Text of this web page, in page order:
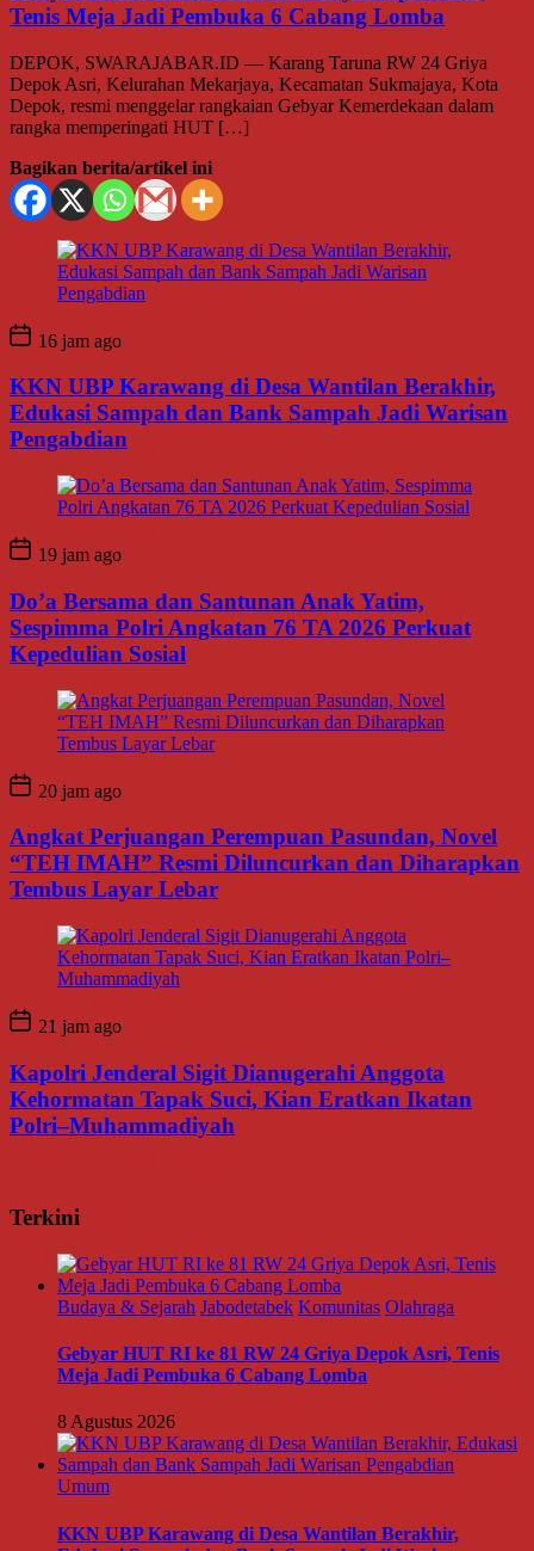
Tenis Meja Jadi Pembuka 6 Cabang Lomba
DEPOK, SWARAJABAR.ID — Karang Taruna RW 24 Griya
Depok Asri, Kelurahan Mekarjaya, Kecamatan Sukmajaya, Kota
Depok, resmi menggelar rangkaian Gebyar Kemerdekaan dalam
rangka memperingati HUT […]
Bagikan berita/artikel ini
16 jam ago
KKN UBP Karawang di Desa Wantilan Berakhir,
Edukasi Sampah dan Bank Sampah Jadi Warisan
Pengabdian
19 jam ago
Do’a Bersama dan Santunan Anak Yatim,
Sespimma Polri Angkatan 76 TA 2026 Perkuat
Kepedulian Sosial
20 jam ago
Angkat Perjuangan Perempuan Pasundan, Novel
“TEH IMAH” Resmi Diluncurkan dan Diharapkan
Tembus Layar Lebar
21 jam ago
Kapolri Jenderal Sigit Dianugerahi Anggota
Kehormatan Tapak Suci, Kian Eratkan Ikatan
Polri–Muhammadiyah
Terkini
Budaya & Sejarah Jabodetabek Komunitas Olahraga
Gebyar HUT RI ke 81 RW 24 Griya Depok Asri, Tenis
Meja Jadi Pembuka 6 Cabang Lomba
8 Agustus 2026
Umum
KKN UBP Karawang di Desa Wantilan Berakhir,